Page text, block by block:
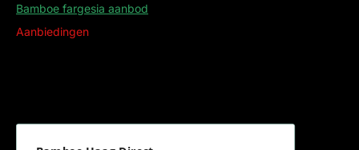
Bamboe fargesia aanbod
Aanbiedingen